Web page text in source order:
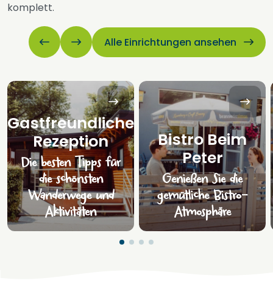
komplett.
Alle Einrichtungen ansehen
Gastfreundliche
Rezeption
Die besten Tipps für
die schönsten
Wanderwege und
Aktivitäten
Bistro Beim
Peter
Genießen Sie die
gemütliche Bistro-
Atmosphäre